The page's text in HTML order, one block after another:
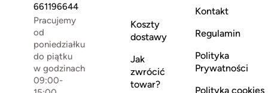
661196644
Pracujemy
od
poniedziałku
do piątku
w godzinach
09:00-
Koszty
dostawy
Jak
zwrócić
towar?
Kontakt
Regulamin
Polityka
Prywatności
Polityka cookies